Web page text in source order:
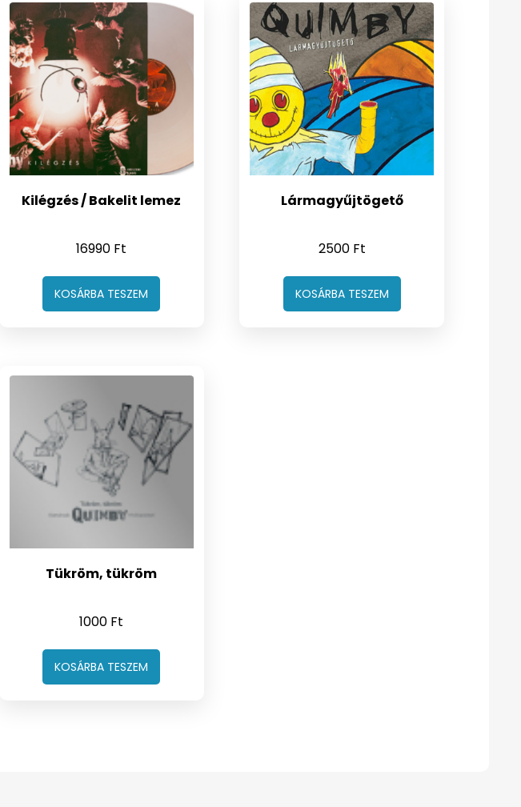
Kilégzés / Bakelit lemez
16990 Ft
KOSÁRBA TESZEM
Lármagyűjtögető
2500 Ft
KOSÁRBA TESZEM
Tükröm, tükröm
1000 Ft
KOSÁRBA TESZEM